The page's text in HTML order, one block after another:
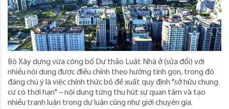
Bộ Xây dựng vừa công bố Dự thảo Luật Nhà ở (sửa đổi) với
nhiều nội dung được điều chỉnh theo hướng tinh gọn, trong đó
đáng chú ý là việc chính thức bỏ đề xuất quy định "sở hữu chung
cư có thời hạn" – nội dung từng thu hút sự quan tâm và tạo
nhiều tranh luận trong dư luận cũng như giới chuyên gia.